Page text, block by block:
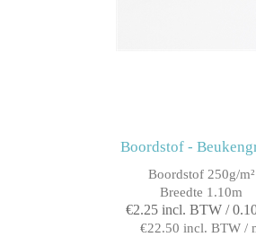
Boordstof -
Boordstof 250g/m²
Breedte 1.10m
€2.25 incl. BTW /
€22.50 incl. BTW /